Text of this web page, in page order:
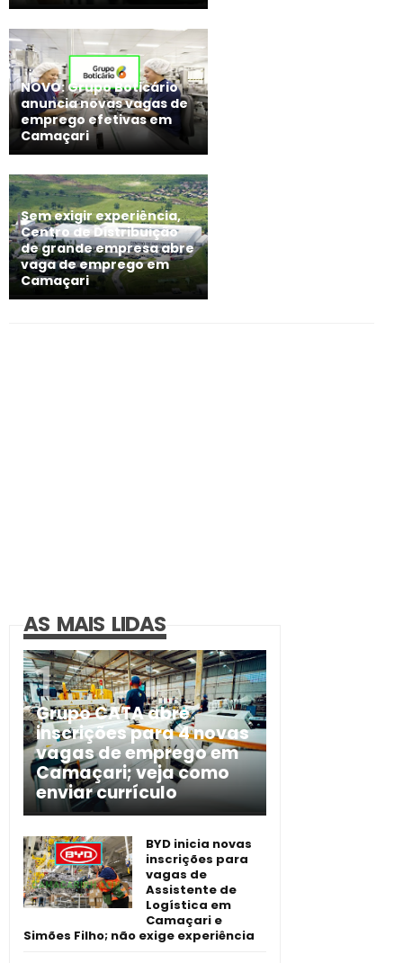
NOVO: Grupo Boticário
anuncia novas vagas de
emprego efetivas em
Camaçari
Sem exigir experiência,
Centro de Distribuição
de grande empresa abre
vaga de emprego em
Camaçari
AS MAIS LIDAS
Grupo CATA abre
inscrições para 4 novas
vagas de emprego em
Camaçari; veja como
enviar currículo
BYD inicia novas
inscrições para
vagas de
Assistente de
Logística em
Camaçari e
Simões Filho; não exige experiência